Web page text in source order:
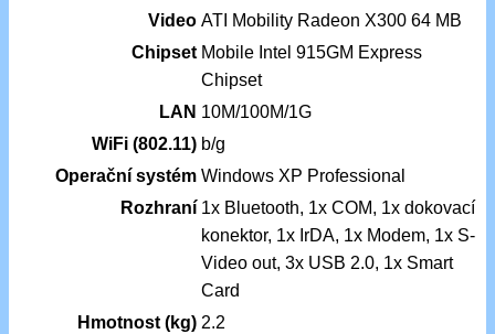
Video ATI Mobility Radeon X300 64 MB
Chipset Mobile Intel 915GM Express
Chipset
LAN 10M/100M/1G
WiFi (802.11) b/g
Operační systém Windows XP Professional
Rozhraní 1x Bluetooth, 1x COM, 1x dokovací
konektor, 1x IrDA, 1x Modem, 1x S-
Video out, 3x USB 2.0, 1x Smart
Card
Hmotnost (kg) 2.2